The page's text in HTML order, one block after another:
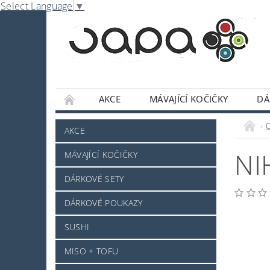
Select Language ▼
AKCE MÁVAJÍCÍ KOČIČKY
NABE
OMÁČKY A DOCHUCOVADLA
SLADKOSTI A POCHUTINY
SAKE A JINÝ
JAPONSKÉ NÁDOBÍ
KOSMETIKA
PRO ZVÍŘÁTKA - NOVINKA
MRAŽENÉ
NAPIŠTE NÁM
AKCE
MÁVAJÍCÍ KOČIČKY
DÁRKOVÉ SETY
DÁRKOVÉ POUKAZY
SUSHI
MISO + TOFU